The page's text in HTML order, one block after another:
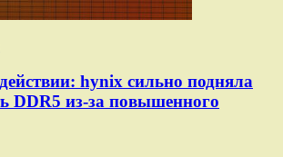
hynix сильно подняла
DDR5 из-за повышенного